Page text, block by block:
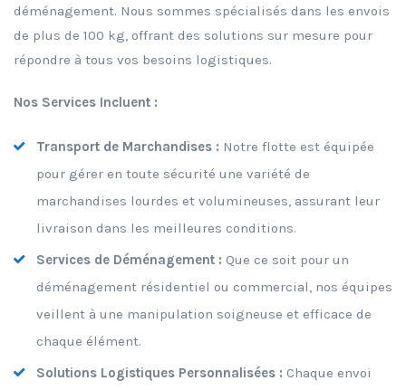
déménagement. Nous sommes spécialisés dans les envois
de plus de 100 kg, offrant des solutions sur mesure pour
répondre à tous vos besoins logistiques.
Nos Services Incluent :
Transport de Marchandises : Notre flotte est équipée
pour gérer en toute sécurité une variété de
marchandises lourdes et volumineuses, assurant leur
livraison dans les meilleures conditions.
Services de Déménagement : Que ce soit pour un
déménagement résidentiel ou commercial, nos équipes
veillent à une manipulation soigneuse et efficace de
chaque élément.
Solutions Logistiques Personnalisées : Chaque envoi